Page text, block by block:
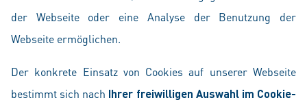
der Webseite oder eine Analyse der Benutzung der
Webseite ermöglichen.
Der konkrete Einsatz von Cookies auf unserer Webseite
bestimmt sich nach Ihrer freiwilligen Auswahl im Cookie-